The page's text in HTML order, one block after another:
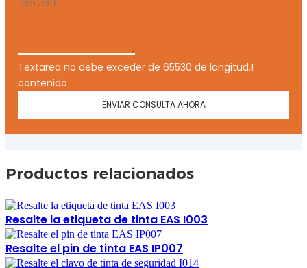
Textarea no debe exceder de 65530 de longitud.!
contenido
ENVIAR CONSULTA AHORA
Productos relacionados
Resalte la etiqueta de tinta EAS I003
Resalte el pin de tinta EAS IP007